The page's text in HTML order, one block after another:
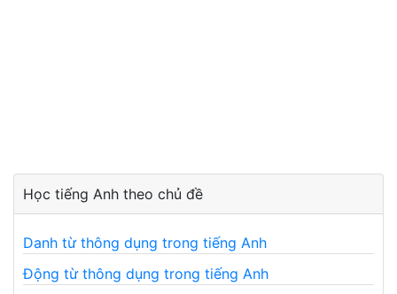
Học tiếng Anh theo chủ đề
Danh từ thông dụng trong tiếng Anh
Động từ thông dụng trong tiếng Anh